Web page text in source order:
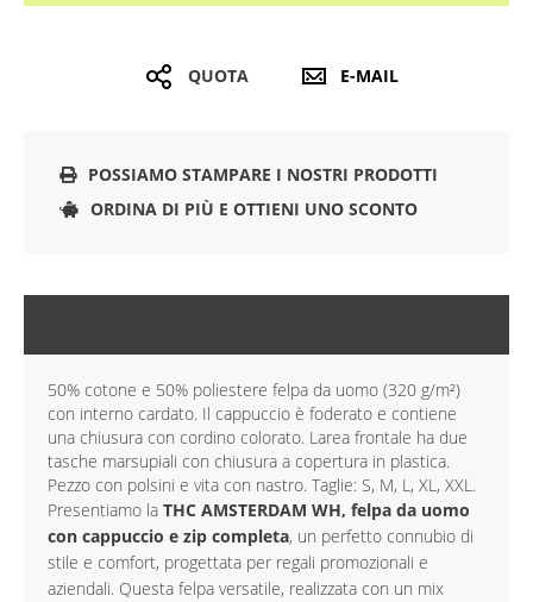
QUOTA E-MAIL
POSSIAMO STAMPARE I NOSTRI PRODOTTI
ORDINA DI PIÙ E OTTIENI UNO SCONTO
50% cotone e 50% poliestere felpa da uomo (320 g/m²)
con interno cardato. Il cappuccio è foderato e contiene
una chiusura con cordino colorato. Larea frontale ha due
tasche marsupiali con chiusura a copertura in plastica.
Pezzo con polsini e vita con nastro. Taglie: S, M, L, XL, XXL.
Presentiamo la THC AMSTERDAM WH, felpa da uomo
con cappuccio e zip completa, un perfetto connubio di
stile e comfort, progettata per regali promozionali e
aziendali. Questa felpa versatile, realizzata con un mix